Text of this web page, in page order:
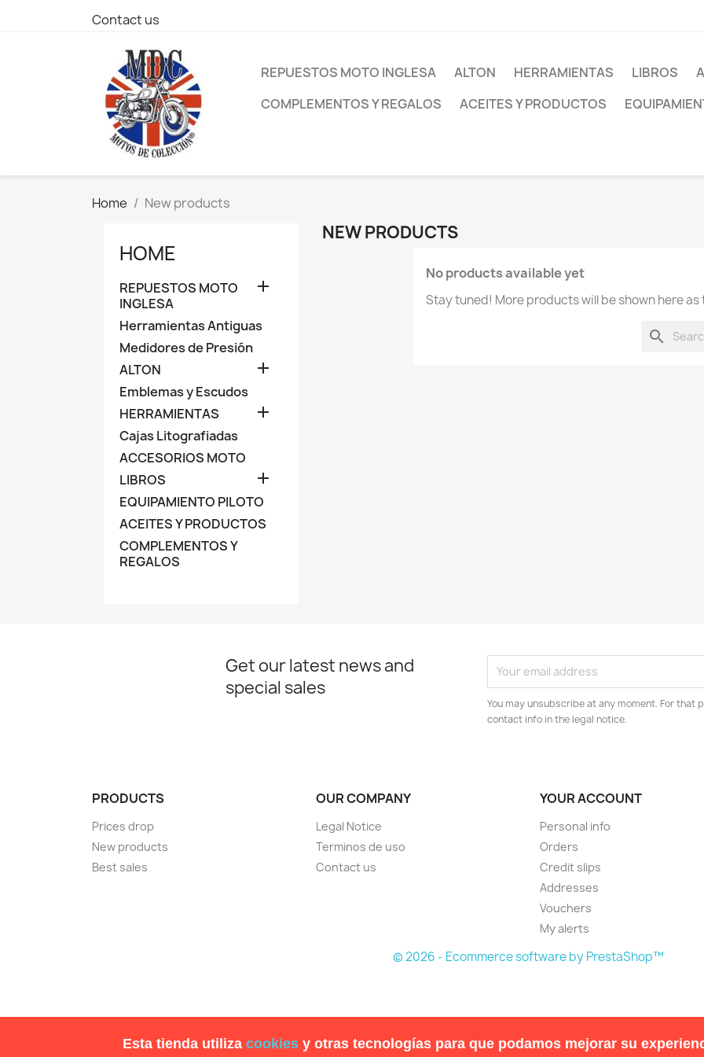
Contact us
REPUESTOS MOTO INGLESA ALTON HERRAMIENTAS LIBROS
COMPLEMENTOS Y REGALOS
ACEITES Y PRODUCTOS
Home New products
HOME
REPUESTOS MOTO
INGLESA

Herramientas Antiguas
Medidores de Presión
ALTON

Emblemas y Escudos
HERRAMIENTAS

Cajas Litografiadas
ACCESORIOS MOTO
LIBROS

EQUIPAMIENTO PILOTO
ACEITES Y PRODUCTOS
COMPLEMENTOS Y
REGALOS
NEW PRODUCTS
No products available yet
Stay tuned! More products will be shown here
search
Get our latest news and
special sales
You may unsubscribe at any moment. For that
contact info in the legal notice.
PRODUCTS
Prices drop
New products
Best sales
OUR COMPANY
Legal Notice
Terminos de uso
Contact us
YOUR ACCOUNT
Personal info
Orders
Credit slips
Addresses
Vouchers
My alerts
Esta tienda utiliza cookiesy otras tecnologías para que podamos mejorar su
© 2026 - Ecommerce software by PrestaShop™